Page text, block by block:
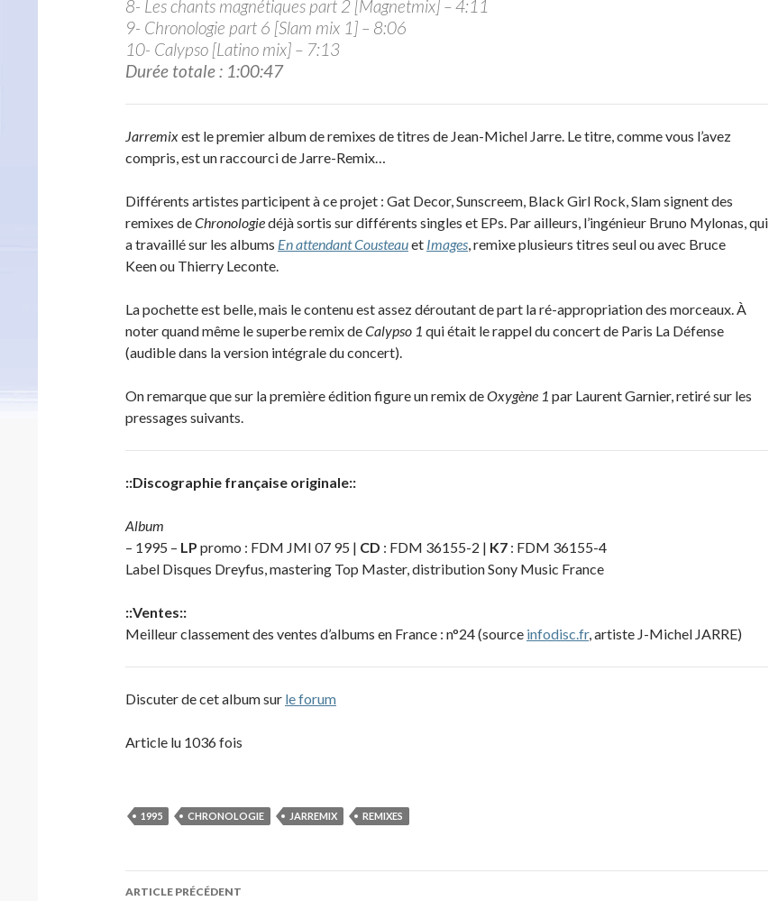
8- Les chants magnétiques part 2 [Magnetmix] – 4:11
9- Chronologie part 6 [Slam mix 1] – 8:06
10- Calypso [Latino mix] – 7:13
Durée totale : 1:00:47
Jarremixest le premier album de remixes de titres de Jean-Michel Jarre. Le titre, comme vous l’avez
compris, est un raccourci de Jarre-Remix…
Différents artistes participent à ce projet : Gat Decor, Sunscreem, Black Girl Rock, Slam signent des
remixes deChronologiedéjà sortis sur différents singles et EPs. Par ailleurs, l’ingénieur Bruno Mylonas, qui
a travaillé sur les albums En attendant Cousteauet Images, remixe plusieurs titres seul ou avec Bruce
Keen ou Thierry Leconte.
La pochette est belle, mais le contenu est assez déroutant de part la ré-appropriation des morceaux. À
noter quand même le superbe remix deCalypso 1 qui était le rappel du concert de Paris La Défense
(audible dans la version intégrale du concert).
On remarque que sur la première édition figure un remix deOxygène 1 par Laurent Garnier, retiré sur les
pressages suivants.
::Discographie française originale::
Album
– 1995 – LP promo : FDM JMI 07 95 | CD : FDM 36155-2 | K7 : FDM 36155-4
Label Disques Dreyfus, mastering Top Master, distribution Sony Music France
::Ventes::
Meilleur classement des ventes d’albums en France : n°24 (source infodisc.fr, artiste J-Michel JARRE)
Discuter de cet album sur le forum
Article lu 1036 fois
1995 CHRONOLOGIE JARREMIX REMIXES
Navigation
ARTICLE PRÉCÉDENT